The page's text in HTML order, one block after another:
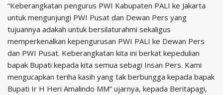
“Keberangkatan pengurus PWI Kabupaten PALI ke Jakarta
untuk mengunjungi PWI Pusat dan Dewan Pers yang
tujuannya adakah untuk bersilaturahmi sekaligus
memperkenalkan kepengurusan PWI PALI ke Dewan Pers
dan PWI Pusat. Keberangkatan kita ini berkat kepedulian
bapak Bupati kepada kita semua sebagi Insan Pers. Kami
mengucapkan teriha kasih yang tak berbungga kepada bapak
Bupati Ir H Heri Amalindo MM” ujarnya, kepada Beritapagi,